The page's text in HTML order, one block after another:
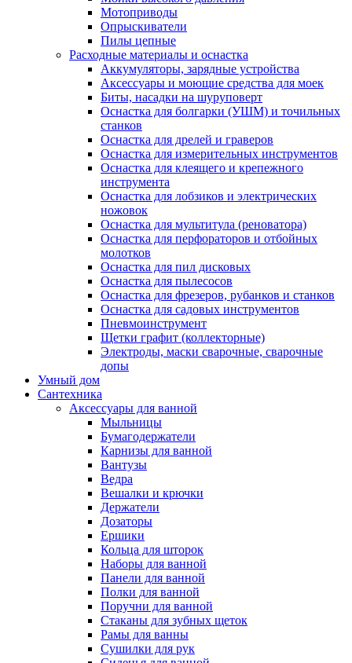
Мотоприводы
Опрыскиватели
Пилы цепные
Расходные материалы и оснастка
Аккумуляторы, зарядные устройства
Аксессуары и моющие средства для моек
Биты, насадки на шуруповерт
Оснастка для болгарки (УШМ) и точильных
станков
Оснастка для дрелей и граверов
Оснастка для измерительных инструментов
Оснастка для клеящего и крепежного
инструмента
Оснастка для лобзиков и электрических
ножовок
Оснастка для мультитула (реноватора)
Оснастка для перфораторов и отбойных
молотков
Оснастка для пил дисковых
Оснастка для пылесосов
Оснастка для фрезеров, рубанков и станков
Оснастка для садовых инструментов
Пневмоинструмент
Щетки графит (коллекторные)
Электроды, маски сварочные, сварочные
допы
Умный дом
Сантехника
Аксессуары для ванной
Мыльницы
Бумагодержатели
Карнизы для ванной
Вантузы
Ведра
Вешалки и крючки
Держатели
Дозаторы
Ершики
Кольца для шторок
Наборы для ванной
Панели для ванной
Полки для ванной
Поручни для ванной
Стаканы для зубных щеток
Рамы для ванны
Сушилки для рук